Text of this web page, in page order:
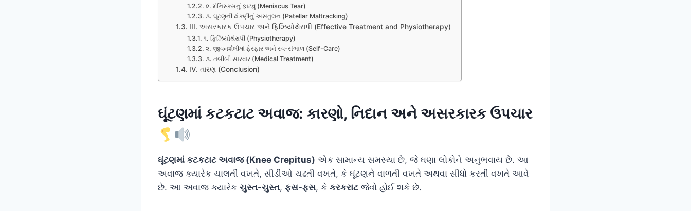
૨. મેનિસ્કસનું ફાટવું (Meniscus Tear)
૩. ઘૂંટણની ઢાંકણીનું અસંતુલન (Patellar Maltracking)
III. અસરકારક ઉપચાર અને ફિઝિયોથેરાપી (Effective Treatment and Physiotherapy)
૧. ફિઝિયોથેરાપી (Physiotherapy)
૨. જીવનશૈલીમાં ફેરફાર અને સ્વ-સંભાળ (Self-Care)
૩. તબીબી સારવાર (Medical Treatment)
IV. તારણ (Conclusion)
ઘૂંટણમાં કટકટાટ અવાજ: કારણો, નિદાન અને અસરકારક ઉપચાર
ઘૂંટણમાં કટકટાટ અવાજ (Knee Crepitus) એક સામાન્ય સમસ્યા છે, જે ઘણા લોકોને અનુભવાય છે. આ
અવાજ ક્યારેક ચાલતી વખતે, સીડીઓ ચઢતી વખતે, કે ઘૂંટણને વાળતી વખતે અથવા સીધો કરતી વખતે આવે
છે. આ અવાજ ક્યારેક ચુસ્ત-ચુસ્ત, ફસ-ફસ, કે કરકરાટ જેવો હોઈ શકે છે.